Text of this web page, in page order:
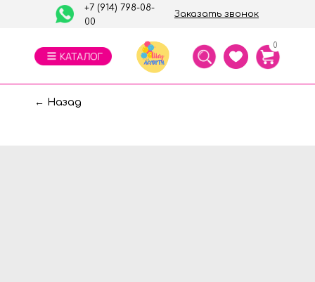
Заказать звонок
+7 (914) 798-08-
00
0
← Назад